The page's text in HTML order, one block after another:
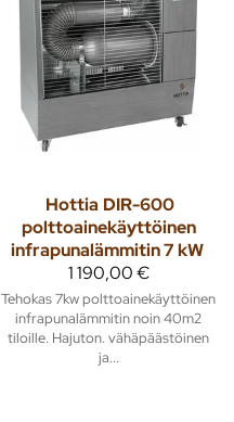
Hottia DIR-600
polttoainekäyttöinen
infrapunalämmitin 7 kW
1 190,00 €
Tehokas 7kw polttoainekäyttöinen
infrapunalämmitin noin 40m2
tiloille. Hajuton. vähäpäästöinen
ja...